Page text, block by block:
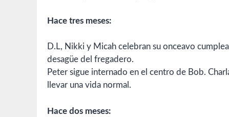
Hace tres meses:
D.L, Nikki y Micah celebran su onceavo
desagüe del fregadero.
Peter sigue internado en el centro de Bob.
llevar una vida normal.
Hace dos meses: